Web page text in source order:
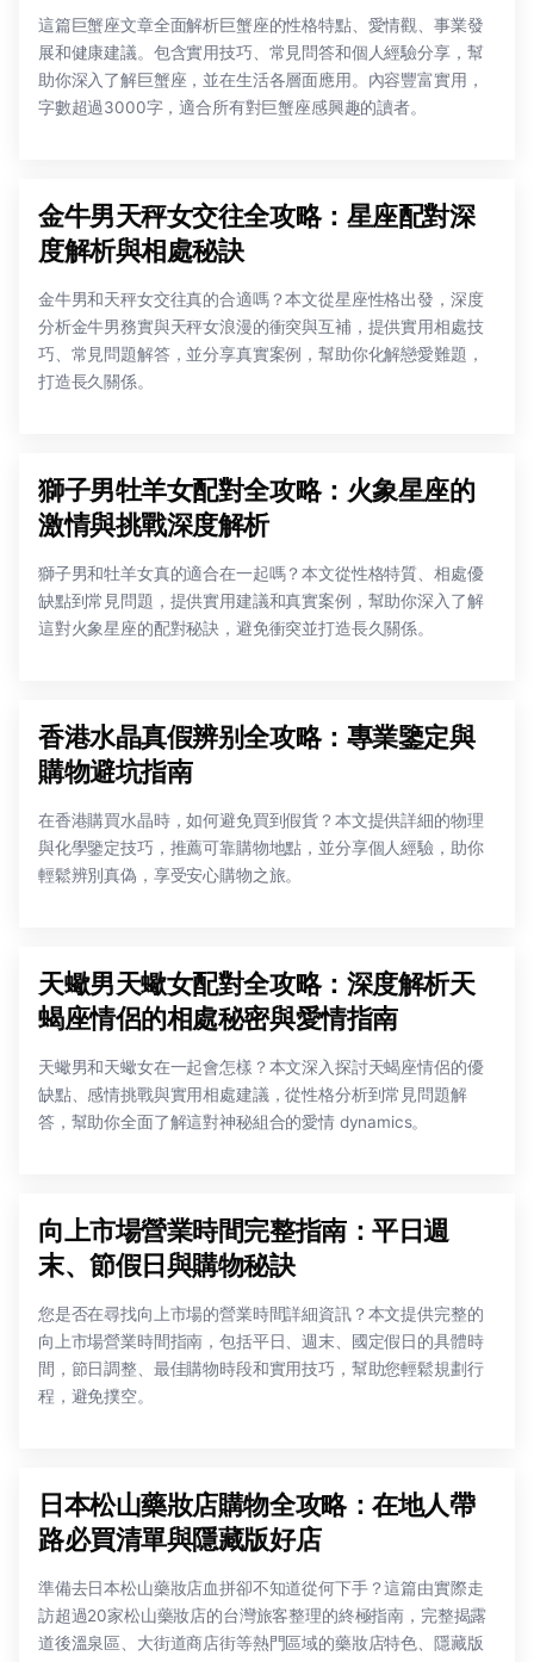
這篇巨蟹座文章全面解析巨蟹座的性格特點、愛情觀、事業發
展和健康建議。包含實用技巧、常見問答和個人經驗分享，幫
助你深入了解巨蟹座，並在生活各層面應用。內容豐富實用，
字數超過3000字，適合所有對巨蟹座感興趣的讀者。
金牛男天秤女交往全攻略：星座配對深
度解析與相處秘訣
金牛男和天秤女交往真的合適嗎？本文從星座性格出發，深度
分析金牛男務實與天秤女浪漫的衝突與互補，提供實用相處技
巧、常見問題解答，並分享真實案例，幫助你化解戀愛難題，
打造長久關係。
獅子男牡羊女配對全攻略：火象星座的
激情與挑戰深度解析
獅子男和牡羊女真的適合在一起嗎？本文從性格特質、相處優
缺點到常見問題，提供實用建議和真實案例，幫助你深入了解
這對火象星座的配對秘訣，避免衝突並打造長久關係。
香港水晶真假辨别全攻略：專業鑒定與
購物避坑指南
在香港購買水晶時，如何避免買到假貨？本文提供詳細的物理
與化學鑒定技巧，推薦可靠購物地點，並分享個人經驗，助你
輕鬆辨別真偽，享受安心購物之旅。
天蠍男天蠍女配對全攻略：深度解析天
蝎座情侶的相處秘密與愛情指南
天蠍男和天蠍女在一起會怎樣？本文深入探討天蝎座情侶的優
缺點、感情挑戰與實用相處建議，從性格分析到常見問題解
答，幫助你全面了解這對神秘組合的愛情 dynamics。
向上市場營業時間完整指南：平日週
末、節假日與購物秘訣
您是否在尋找向上市場的營業時間詳細資訊？本文提供完整的
向上市場營業時間指南，包括平日、週末、國定假日的具體時
間，節日調整、最佳購物時段和實用技巧，幫助您輕鬆規劃行
程，避免撲空。
日本松山藥妝店購物全攻略：在地人帶
路必買清單與隱藏版好店
準備去日本松山藥妝店血拼卻不知道從何下手？這篇由實際走
訪超過20家松山藥妝店的台灣旅客整理的終極指南，完整揭露
道後溫泉區、大街道商店街等熱門區域的藥妝店特色、隱藏版